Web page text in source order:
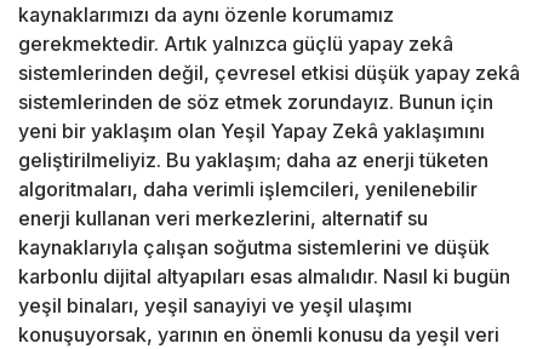
kaynaklarımızı da aynı özenle korumamız
gerekmektedir. Artık yalnızca güçlü yapay zekâ
sistemlerinden değil, çevresel etkisi düşük yapay zekâ
sistemlerinden de söz etmek zorundayız. Bunun için
yeni bir yaklaşım olan Yeşil Yapay Zekâ yaklaşımını
geliştirilmeliyiz. Bu yaklaşım; daha az enerji tüketen
algoritmaları, daha verimli işlemcileri, yenilenebilir
enerji kullanan veri merkezlerini, alternatif su
kaynaklarıyla çalışan soğutma sistemlerini ve düşük
karbonlu dijital altyapıları esas almalıdır. Nasıl ki bugün
yeşil binaları, yeşil sanayiyi ve yeşil ulaşımı
konuşuyorsak, yarının en önemli konusu da yeşil veri